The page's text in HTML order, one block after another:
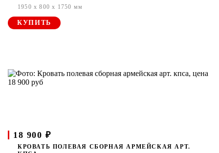
1950 x 800 x 1750 мм
КУПИТЬ
18 900 ₽
КРОВАТЬ ПОЛЕВАЯ СБОРНАЯ АРМЕЙСКАЯ АРТ.